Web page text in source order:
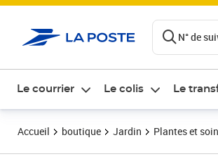
N° de
Le courrier Le colis Le
Accueil boutique Jardin Plantes et